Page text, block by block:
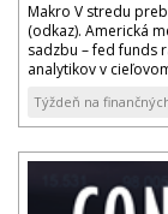
Makro V stredu
(odkaz). Americká
sadzbu – fed funds
analytikov v
Týždeň na